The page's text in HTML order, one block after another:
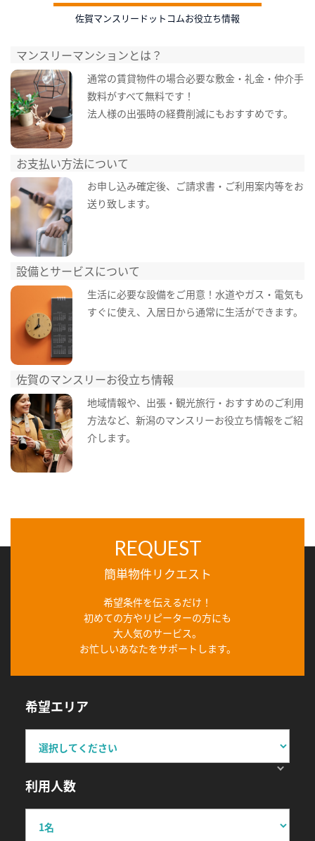
佐賀マンスリードットコムお役立ち情報
マンスリーマンションとは？
通常の賃貸物件の場合必要な敷金・礼金・仲介手
数料がすべて無料です！
法人様の出張時の経費削減にもおすすめです。
お支払い方法について
お申し込み確定後、ご請求書・ご利用案内等をお
送り致します。
設備とサービスについて
生活に必要な設備をご用意！水道やガス・電気も
すぐに使え、入居日から通常に生活ができます。
佐賀のマンスリーお役立ち情報
地域情報や、出張・観光旅行・おすすめのご利用
方法など、新潟のマンスリーお役立ち情報をご紹
介します。
REQUEST
簡単物件リクエスト
希望条件を伝えるだけ！
初めての方やリピーターの方にも
大人気のサービス。
お忙しいあなたをサポートします。
希望エリア
利用人数